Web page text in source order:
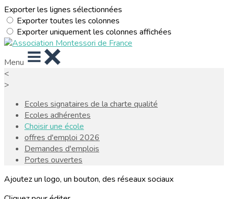
Exporter les lignes sélectionnées
Exporter toutes les colonnes
Exporter uniquement les colonnes affichées
Menu
<
>
Ecoles signataires de la charte qualité
Ecoles adhérentes
Choisir une école
offres d'emploi 2026
Demandes d'emplois
Portes ouvertes
Ajoutez un logo, un bouton, des réseaux sociaux